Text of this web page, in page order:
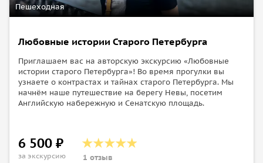
Пешеходная
Любовные истории Старого Петербурга
Приглашаем вас на авторскую экскурсию «Любовные
истории старого Петербурга»! Во время прогулки вы
узнаете о контрастах и тайнах старого Петербурга. Мы
начнём наше путешествие на берегу Невы, посетим
Английскую набережную и Сенатскую площадь.
6 500 ₽
за экскурсию 1 отзыв